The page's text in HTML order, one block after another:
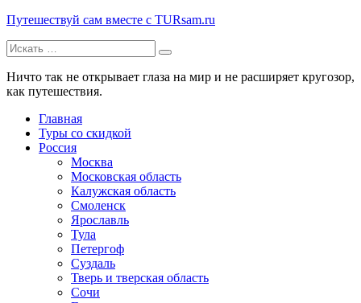
Путешествуй сам вместе с TURsam.ru
Путешествуй и узнавай новые места вместе с нами.
Искать:
Ничто так не открывает глаза на мир и не расширяет кругозор,
как путешествия.
Главная
Туры со скидкой
Россия
Москва
Московская область
Калужская область
Смоленск
Ярославль
Тула
Петергоф
Суздаль
Тверь и тверская область
Сочи